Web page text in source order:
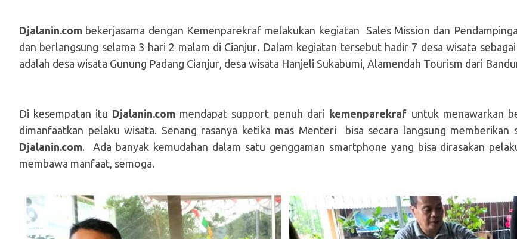
Djalanin.com bekerjasama dengan Kemenparekraf melakukan kegiatan Sales Mission dan P
dan berlangsung selama 3 hari 2 malam di Cianjur. Dalam kegiatan tersebut hadir 7 desa wisata
adalah desa wisata Gunung Padang Cianjur, desa wisata Hanjeli Sukabumi, Alamendah Tourism dari B
Di kesempatan itu Djalanin.com mendapat support penuh dari kemenparekraf untuk menawarkan
dimanfaatkan pelaku wisata. Senang rasanya ketika mas Menteri bisa secara langsung
Djalanin.com. Ada banyak kemudahan dalam satu genggaman smartphone yang bisa dirasakan
membawa manfaat, semoga.